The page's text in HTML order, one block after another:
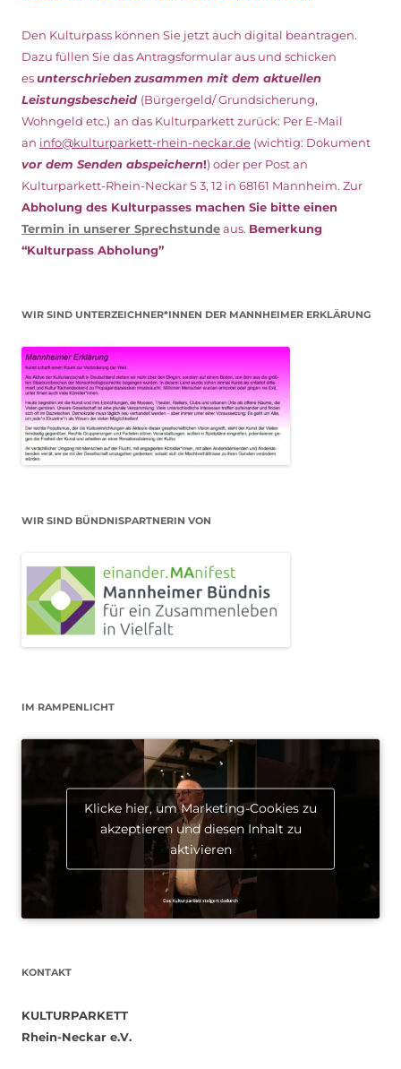
Den Kulturpass können Sie jetzt auch digital beantragen.
Dazu füllen Sie das Antragsformular aus und schicken
esunterschriebenzusammen mit dem aktuellen
Leistungsbescheid (Bürgergeld/ Grundsicherung,
Wohngeld etc.) an das Kulturparkett zurück: Per E-Mail
an info@kulturparkett-rhein-neckar.de (wichtig: Dokument
vor dem Senden abspeichern!) oder per Post an
Kulturparkett-Rhein-Neckar S 3, 12 in 68161 Mannheim. Zur
Abholung des Kulturpasses machen Sie bitte einen
Termin in unserer Sprechstundeaus. Bemerkung
“Kulturpass Abholung”
WIR SIND UNTERZEICHNER*INNEN DER MANNHEIMER ERKLÄRUNG
WIR SIND BÜNDNISPARTNERIN VON
IM RAMPENLICHT
Klicke hier, um Marketing-Cookies zu
akzeptieren und diesen Inhalt zu
aktivieren
KONTAKT
KULTURPARKETT
Rhein-Neckar e.V.